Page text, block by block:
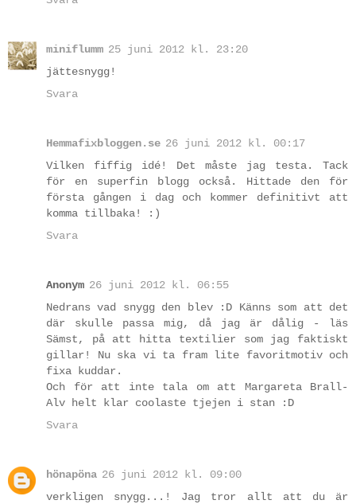
miniflumm 25 juni 2012 kl. 23:20
jättesnygg!
Svara
Hemmafixbloggen.se 26 juni 2012 kl. 00:17
Vilken fiffig idé! Det måste jag testa. Tack
för en superfin blogg också. Hittade den för
första gången i dag och kommer definitivt att
komma tillbaka! :)
Svara
Anonym 26 juni 2012 kl. 06:55
Nedrans vad snygg den blev :D Känns som att det
där skulle passa mig, då jag är dålig - läs
Sämst, på att hitta textilier som jag faktiskt
gillar! Nu ska vi ta fram lite favoritmotiv och
fixa kuddar.
Och för att inte tala om att Margareta Brall-
Alv helt klar coolaste tjejen i stan :D
Svara
hönapöna 26 juni 2012 kl. 09:00
verkligen snygg...! Jag tror allt att du är